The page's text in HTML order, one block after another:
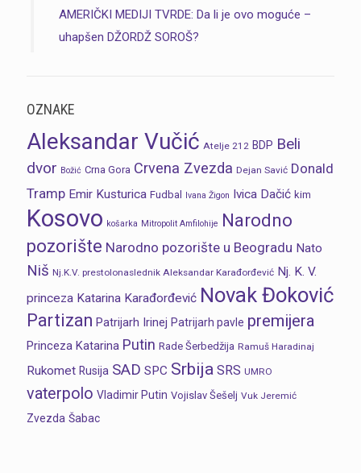
AMERIČKI MEDIJI TVRDE: Da li je ovo moguće –
uhapšen DŽORDŽ SOROŠ?
OZNAKE
Aleksandar Vučić Atelje 212 BDP Beli
dvor Božić Crna Gora Crvena Zvezda Dejan Savić Donald
Tramp Emir Kusturica Fudbal Ivana Žigon Ivica Dačić kim
Kosovo košarka Mitropolit Amfilohije Narodno
pozorište Narodno pozorište u Beogradu Nato
Niš Nj.K.V. prestolonaslednik Aleksandar Karađorđević Nj. K. V.
princeza Katarina Karađorđević Novak Đoković
Partizan Patrijarh Irinej Patrijarh pavle premijera
Princeza Katarina Putin Rade Šerbedžija Ramuš Haradinaj
Rukomet Rusija SAD SPC Srbija SRS UMRO
vaterpolo Vladimir Putin Vojislav Šešelj Vuk Jeremić
Zvezda Šabac